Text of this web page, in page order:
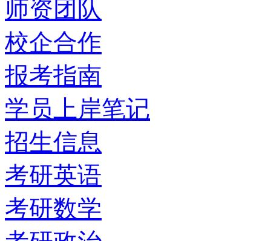
师资团队
校企合作
报考指南
学员上岸笔记
招生信息
考研英语
考研数学